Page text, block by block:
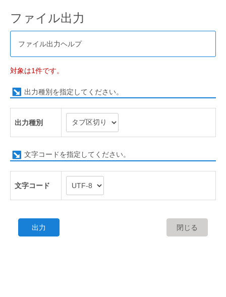
ファイル出力
ファイル出力ヘルプ
対象は1件です。
出力種別を指定してください。
出力種別
文字コードを指定してください。
文字コード